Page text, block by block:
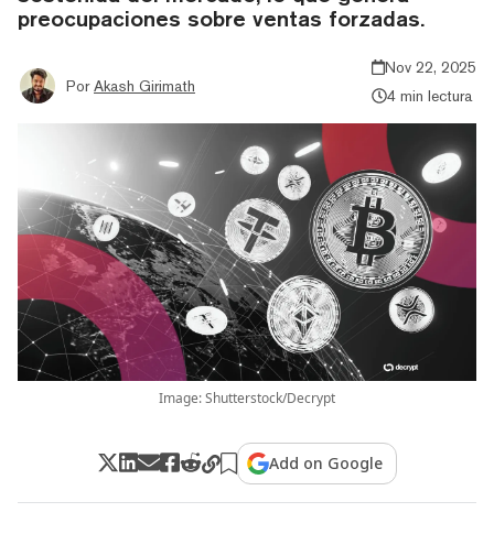
preocupaciones sobre ventas forzadas.
Por Akash Girimath
Nov 22, 2025
4 min lectura
Image: Shutterstock/Decrypt
Add on Google